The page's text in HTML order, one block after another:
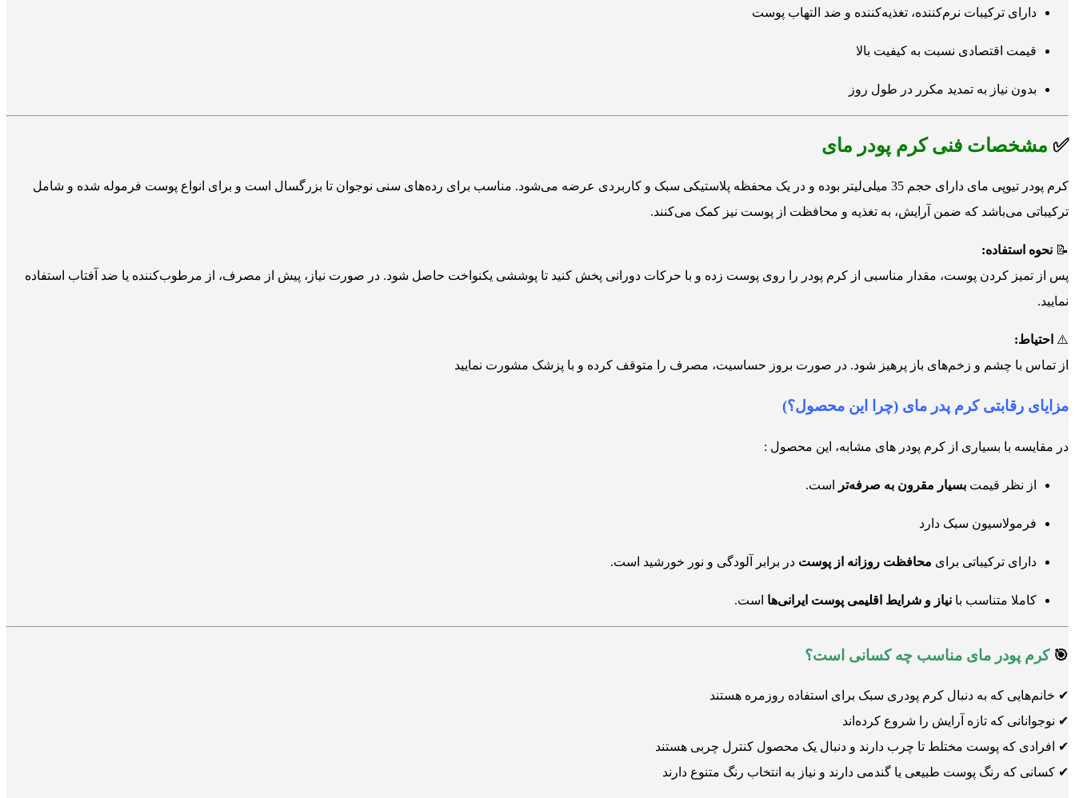
دارای ترکیبات نرم‌کننده، تغذیه‌کننده و ضد التهاب پوست
قیمت اقتصادی نسبت به کیفیت بالا
بدون نیاز به تمدید مکرر در طول روز
✅ مشخصات فنی کرم پودر مای
کرم پودر تیوپی مای دارای حجم 35 میلی‌لیتر بوده و در یک محفظه پلاستیکی سبک و کاربردی عرضه می‌شود. مناسب برای رده‌های سنی نوجوان تا بزرگسال است و برای انواع پوست فرموله شده و شامل
ترکیباتی می‌باشد که ضمن آرایش، به تغذیه و محافظت از پوست نیز کمک می‌کنند.
📝 نحوه استفاده:
پس از تمیز کردن پوست، مقدار مناسبی از کرم پودر را روی پوست زده و با حرکات دورانی پخش کنید تا پوششی یکنواخت حاصل شود. در صورت نیاز، پیش از مصرف، از مرطوب‌کننده یا ضد آفتاب استفاده
نمایید.
⚠️ احتیاط:
از تماس با چشم و زخم‌های باز پرهیز شود. در صورت بروز حساسیت، مصرف را متوقف کرده و با پزشک مشورت نمایید
مزایای رقابتی کرم پدر مای (چرا این محصول؟)
در مقایسه با بسیاری از کرم پودر های مشابه، این محصول :
از نظر قیمت بسیار مقرون به صرفه‌تر است.
فرمولاسیون سبک دارد
دارای ترکیباتی برای محافظت روزانه از پوست در برابر آلودگی و نور خورشید است.
کاملا متناسب با نیاز و شرایط اقلیمی پوست ایرانی‌ها است.
🎯 کرم پودر مای مناسب چه کسانی است؟
✔ خانم‌هایی که به دنبال کرم پودری سبک برای استفاده روزمره هستند
✔ نوجوانانی که تازه آرایش را شروع کرده‌اند
✔ افرادی که پوست مختلط تا چرب دارند و دنبال یک محصول کنترل چربی هستند
✔ کسانی که رنگ پوست طبیعی یا گندمی دارند و نیاز به انتخاب رنگ متنوع دارند